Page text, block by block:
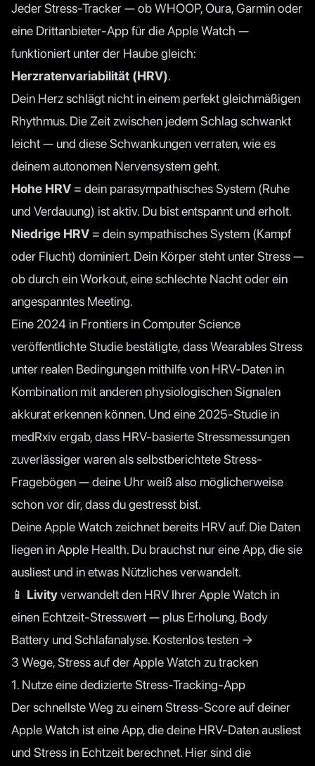
Jeder Stress-Tracker — ob WHOOP, Oura, Garmin oder
eine Drittanbieter-App für die Apple Watch —
funktioniert unter der Haube gleich:
Herzratenvariabilität (HRV).
Dein Herz schlägt nicht in einem perfekt gleichmäßigen
Rhythmus. Die Zeit zwischen jedem Schlag schwankt
leicht — und diese Schwankungen verraten, wie es
deinem autonomen Nervensystem geht.
Hohe HRV = dein parasympathisches System (Ruhe
und Verdauung) ist aktiv. Du bist entspannt und erholt.
Niedrige HRV = dein sympathisches System (Kampf
oder Flucht) dominiert. Dein Körper steht unter Stress —
ob durch ein Workout, eine schlechte Nacht oder ein
angespanntes Meeting.
Eine 2024 in Frontiers in Computer Science
veröffentlichte Studie bestätigte, dass Wearables Stress
unter realen Bedingungen mithilfe von HRV-Daten in
Kombination mit anderen physiologischen Signalen
akkurat erkennen können. Und eine 2025-Studie in
medRxivergab, dass HRV-basierte Stressmessungen
zuverlässiger waren als selbstberichtete Stress-
Fragebögen — deine Uhr weiß also möglicherweise
schon vor dir, dass du gestresst bist.
Deine Apple Watch zeichnet bereits HRV auf. Die Daten
liegen in Apple Health. Du brauchst nur eine App, die sie
ausliest und in etwas Nützliches verwandelt.
📱 Livityverwandelt den HRV Ihrer Apple Watch in
einen Echtzeit-Stresswert — plus Erholung, Body
Battery und Schlafanalyse. Kostenlos testen →
3 Wege, Stress auf der Apple Watch zu tracken
1. Nutze eine dedizierte Stress-Tracking-App
Der schnellste Weg zu einem Stress-Score auf deiner
Apple Watch ist eine App, die deine HRV-Daten ausliest
und Stress in Echtzeit berechnet. Hier sind die